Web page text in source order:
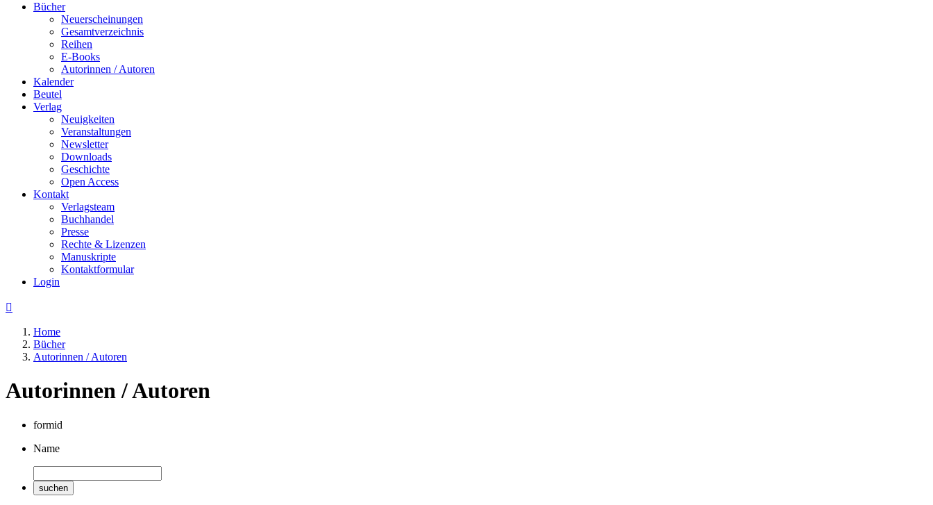
Bücher
Neuerscheinungen
Gesamtverzeichnis
Reihen
E-Books
Autorinnen / Autoren
Kalender
Beutel
Verlag
Neuigkeiten
Veranstaltungen
Newsletter
Downloads
Geschichte
Open Access
Kontakt
Verlagsteam
Buchhandel
Presse
Rechte & Lizenzen
Manuskripte
Kontaktformular
Login

Home
Bücher
Autorinnen / Autoren
Autorinnen / Autoren
formid
Name
suchen